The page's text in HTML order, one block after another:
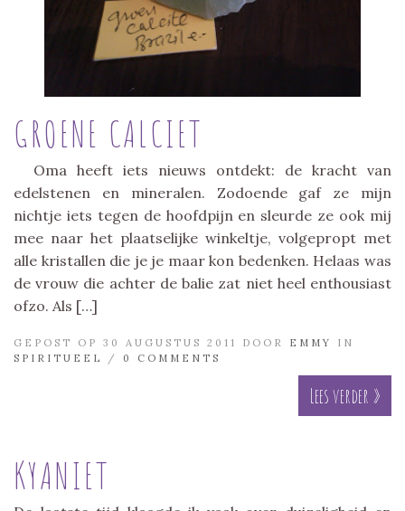
GROENE CALCIET
Oma heeft iets nieuws ontdekt: de kracht van
edelstenen en mineralen. Zodoende gaf ze mijn
nichtje iets tegen de hoofdpijn en sleurde ze ook mij
mee naar het plaatselijke winkeltje, volgepropt met
alle kristallen die je je maar kon bedenken. Helaas was
de vrouw die achter de balie zat niet heel enthousiast
ofzo. Als […]
GEPOST OP 30 AUGUSTUS 2011 DOOR EMMY
IN
SPIRITUEEL
/ 0 COMMENTS
Lees verder »
KYANIET